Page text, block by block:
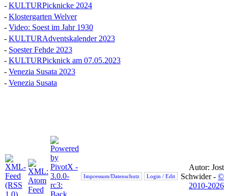
- KULTURPicknicke 2024
- Klostergarten Welver
- Video: Soest im Jahr 1930
- KULTURAdventskalender 2023
- Soester Fehde 2023
- KULTURPicknick am 07.05.2023
- Venezia Susata 2023
- Venezia Susata
Impressum/Datenschutz Login / Edit
Autor: Jost
Schwider - ©
2010-2026